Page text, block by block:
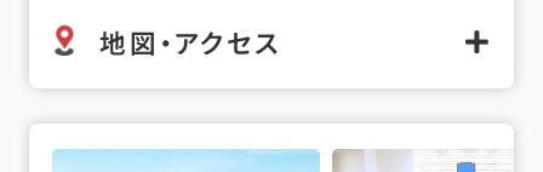
地図・アクセス
浜松佐鳴台の詳細へ